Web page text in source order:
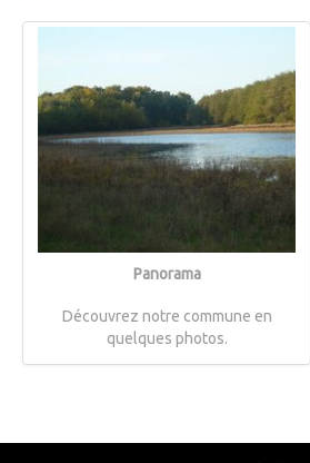
Panorama
Découvrez notre commune en
quelques photos.